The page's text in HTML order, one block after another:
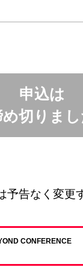
申込は
め切りまし
告なく変更
CONFERENCE